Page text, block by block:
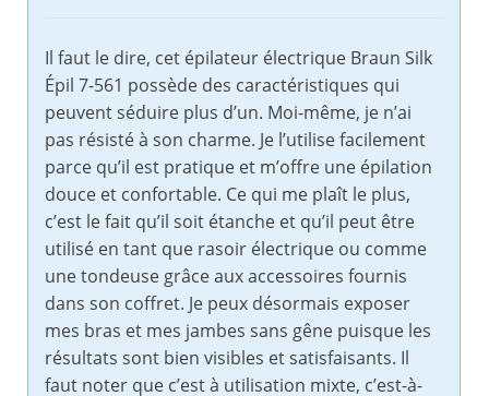
Il faut le dire, cet épilateur électrique Braun Silk
Épil 7-561 possède des caractéristiques qui
peuvent séduire plus d’un. Moi-même, je n’ai
pas résisté à son charme. Je l’utilise facilement
parce qu’il est pratique et m’offre une épilation
douce et confortable. Ce qui me plaît le plus,
c’est le fait qu’il soit étanche et qu’il peut être
utilisé en tant que rasoir électrique ou comme
une tondeuse grâce aux accessoires fournis
dans son coffret. Je peux désormais exposer
mes bras et mes jambes sans gêne puisque les
résultats sont bien visibles et satisfaisants. Il
faut noter que c’est à utilisation mixte, c’est-à-